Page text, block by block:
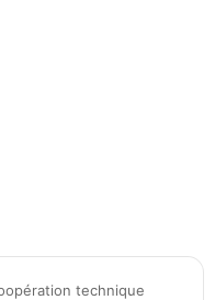
technique